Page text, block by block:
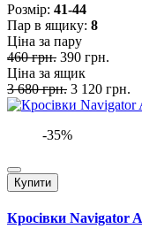
Розмiр: 41-44
Пар в ящику: 8
Ціна за пару
460 грн. 390 грн.
Ціна за ящик
3 680 грн. 3 120 грн.
-35%
Купити
Кросівки Navigator